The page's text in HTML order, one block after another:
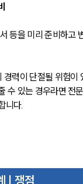
등을 미리 준비하고
경력이 단절될 위험이
수 있는 경우라면 전
니다.
| 쟁점